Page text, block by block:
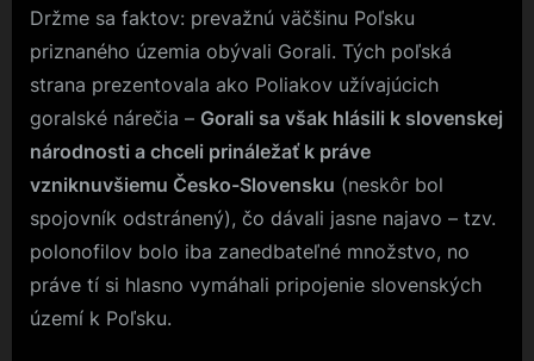
Držme sa faktov: prevažnú väčšinu Poľsku
priznaného územia obývali Gorali. Tých poľská
strana prezentovala ako Poliakov užívajúcich
goralské nárečia – Gorali sa však hlásili k slovenskej
národnosti a chceli prináležať k práve
vzniknuvšiemu Česko-Slovensku (neskôr bol
spojovník odstránený), čo dávali jasne najavo – tzv.
polonofilov bolo iba zanedbateľné množstvo, no
práve tí si hlasno vymáhali pripojenie slovenských
území k Poľsku.